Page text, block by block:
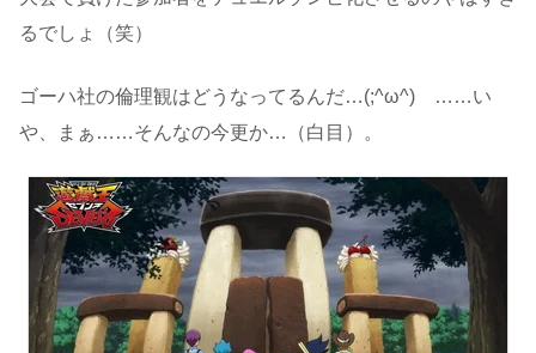
るでしょ（笑）
ゴーハ社の倫理観はどうなってるんだ…(;^ω^) ……い
や、まぁ……そんなの今更か…（白目）。